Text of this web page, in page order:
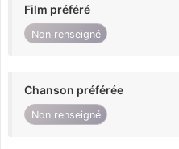
Film préféré
Non renseigné
Chanson préférée
Non renseigné